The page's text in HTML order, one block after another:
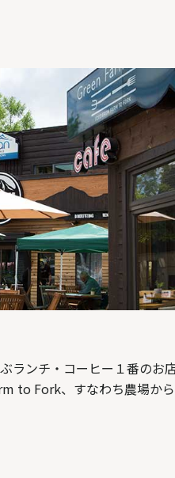
ンチ・コーヒー１番の
to Fork、すなわち農場か